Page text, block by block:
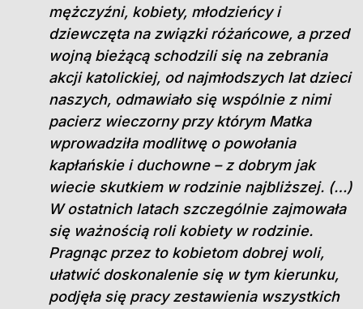
mężczyźni, kobiety, młodzieńcy i
dziewczęta na związki różańcowe, a przed
wojną bieżącą schodzili się na zebrania
akcji katolickiej, od najmłodszych lat dzieci
naszych, odmawiało się wspólnie z nimi
pacierz wieczorny przy którym Matka
wprowadziła modlitwę o powołania
kapłańskie i duchowne – z dobrym jak
wiecie skutkiem w rodzinie najbliższej. (…)
W ostatnich latach szczególnie zajmowała
się ważnością roli kobiety w rodzinie.
Pragnąc przez to kobietom dobrej woli,
ułatwić doskonalenie się w tym kierunku,
podjęła się pracy zestawienia wszystkich